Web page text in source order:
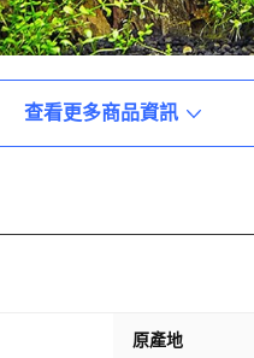
查看更多商品資訊
原產地